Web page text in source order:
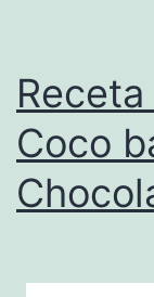
Coco